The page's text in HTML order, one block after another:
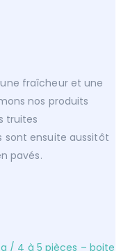
fraîcheur et une
nos produits
truites
sont ensuite aussitôt
pavés.
/ 4 à 5 pièces – boite